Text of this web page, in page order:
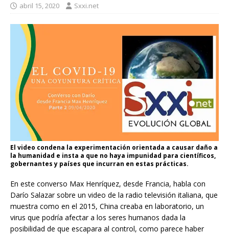
abril 15, 2020 Sxxi.net
El video condena la experimentación orientada a causar daño a
la humanidad e insta a que no haya impunidad para científicos,
gobernantes y países que incurran en estas prácticas.
En este converso Max Henríquez, desde Francia, habla con
Darío Salazar sobre un video de la radio televisión italiana, que
muestra como en el 2015, China creaba en laboratorio, un
virus que podría afectar a los seres humanos dada la
posibilidad de que escapara al control, como parece haber